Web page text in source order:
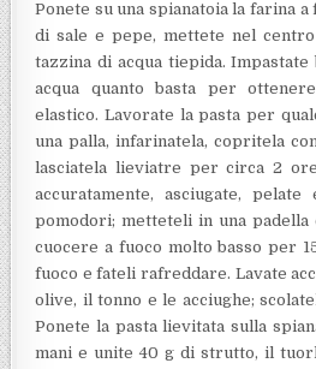
Ponete su una spianatoia la farina
di sale e pepe, mettete nel
tazzina di acqua tiepida. Impastate
acqua quanto basta per
elastico. Lavorate la pasta per
una palla, infarinatela, copritela
lasciatela lieviatre per circa 2
accuratamente, asciugate,
pomodori; metteteli in una
cuocere a fuoco molto basso per
fuoco e fateli rafreddare. Lavate
olive, il tonno e le acciughe;
Ponete la pasta lievitata sulla
mani e unite 40 g di strutto, il